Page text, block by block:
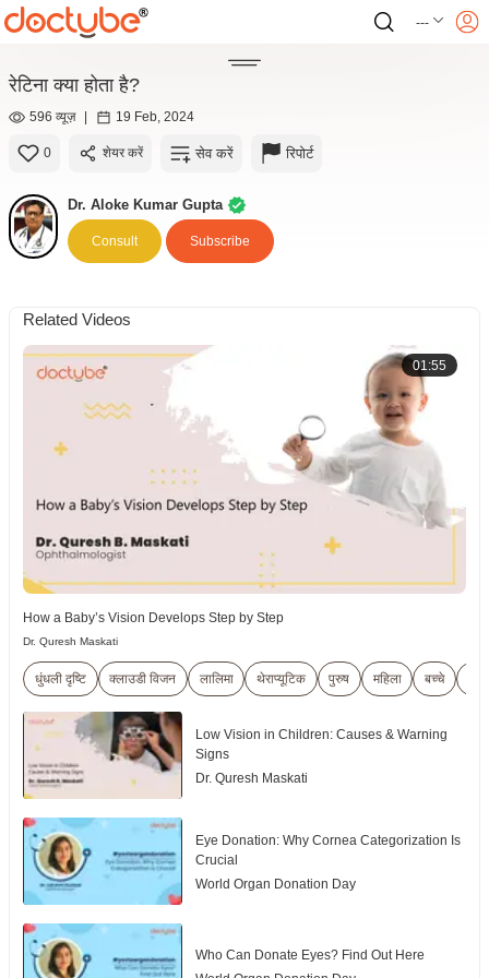
---
रेटिना क्या होता है?
596 व्यूज़ | 19 Feb, 2024
0 शेयर करें सेव करें रिपोर्ट
Dr. Aloke Kumar Gupta
Consult Subscribe
Related Videos
01:55
How a Baby’s Vision Develops Step by Step
Dr. Quresh Maskati
धुंधली दृष्टि क्लाउडी विजन लालिमा थेराप्यूटिक पुरुष महिला बच्चे
Low Vision in Children: Causes & Warning
Signs
Dr. Quresh Maskati
Eye Donation: Why Cornea Categorization Is
Crucial
World Organ Donation Day
Who Can Donate Eyes? Find Out Here